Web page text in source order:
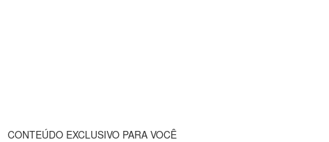
CONTEÚDO EXCLUSIVO PARA VOCÊ